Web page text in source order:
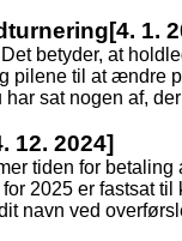
[4. 1.
betyder, at
til at ændre
sat nogen af,
12. 2024]
tiden for betaling
2025 er fastsat
navn ved